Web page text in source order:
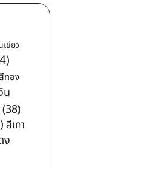
เขียว
ทอง
น
(38)
สีเทา
ง